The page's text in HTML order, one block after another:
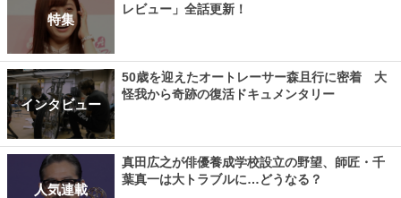
特集
レビュー」全話更新！
インタビュー
50歳を迎えたオートレーサー森且行に密着 大
怪我から奇跡の復活ドキュメンタリー
人気連載
真田広之が俳優養成学校設立の野望、師匠・千
葉真一は大トラブルに…どうなる？